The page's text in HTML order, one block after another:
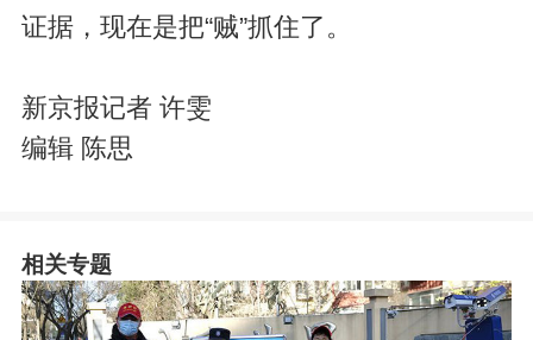
证据，现在是把“贼”抓住了。
新京报记者 许雯
编辑 陈思
相关专题